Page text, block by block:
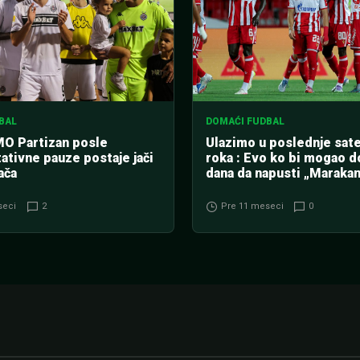
Partizan posle
pauze postaje jači
2
DOMAĆI FUDBAL
Ulazimo u poslednje
roka : Evo ko bi mogao
dana da napusti
Pre 11 meseci 0